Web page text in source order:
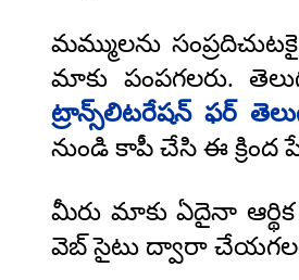
మమ్ములను
మాకు పంపగలరు.
ట్రాన్స్‌లిటరేషన్ ఫర్
నుండి కాపీ చేసి ఈ క్రింద
మీరు మాకు ఏదైనా
వెబ్ సైటు ద్వారా